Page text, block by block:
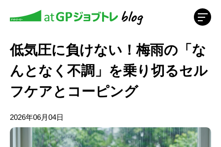
低気圧に負けない！梅雨の「な
んとなく不調」を乗り切るセル
フケアとコーピング
2026年06月04日